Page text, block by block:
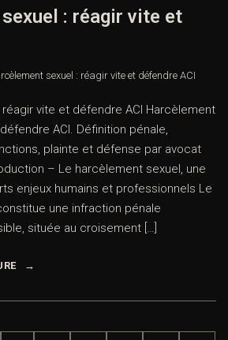
: réagir vite et
sexuel : réagir vite et défendre ACI
vite et défendre ACI Harcèlement
ACI. Définition pénale,
plainte et défense par avocat
– Le harcèlement sexuel, une
enjeux humains et professionnels Le
une infraction pénale
située au croisement […]